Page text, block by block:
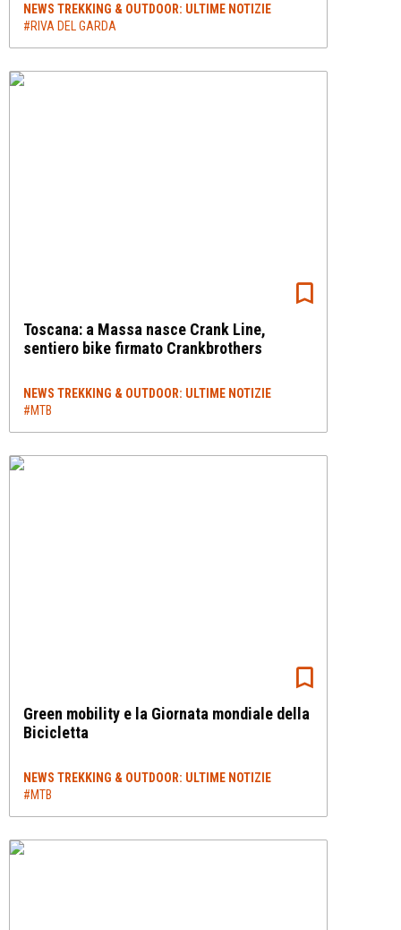
NEWS TREKKING & OUTDOOR: ULTIME NOTIZIE
#RIVA DEL GARDA
Toscana: a Massa nasce Crank Line,
sentiero bike firmato Crankbrothers
NEWS TREKKING & OUTDOOR: ULTIME NOTIZIE
#MTB
Green mobility e la Giornata mondiale della
Bicicletta
NEWS TREKKING & OUTDOOR: ULTIME NOTIZIE
#MTB